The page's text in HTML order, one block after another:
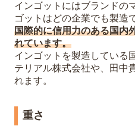
インゴットにはブランドの
ゴットはどの企業でも製造
国際的に信用力のある国内
れています。
インゴットを製造している
テリアル株式会社や、田中
れます。
重さ